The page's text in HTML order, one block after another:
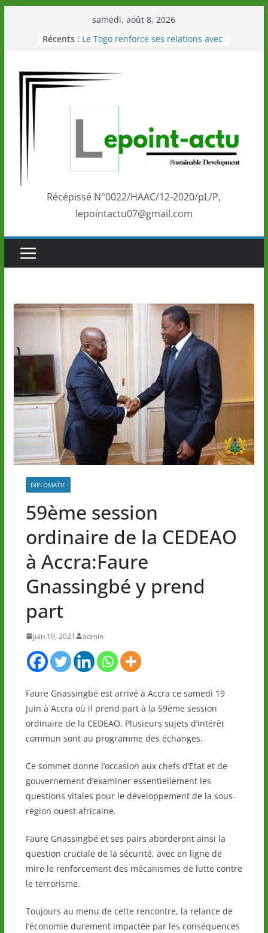
samedi, août 8, 2026
Récents : Le Togo renforce ses relations avec
Éléphants en Côte d’Ivoire
LOTO DETENTE”, un nouveau tirage
marque de confiance au Togo sur
la scène internationale au-delà des
performances de ses athlètes
Togo: Que retenir de la politique
éducation et de l’ambition de
Récépissé N°0022/HAAC/12-2020/pL/P,
lepointactu07@gmail.com
DIPLOMATIE
59ème session
ordinaire de la CEDEAO
à Accra:Faure
Gnassingbé y prend
part
juin 19, 2021 admin
Faure Gnassingbé est arrivé à Accra ce samedi 19
Juin à Accra où il prend part à la 59ème session
ordinaire de la CEDEAO. Plusieurs sujets d’intérêt
commun sont au programme des échanges.
Ce sommet donne l’occasion aux chefs d’Etat et de
gouvernement d’examiner essentiellement les
questions vitales pour le développement de la sous-
région ouest africaine.
Faure Gnassingbé et ses pairs aborderont ainsi la
question cruciale de la sécurité, avec en ligne de
mire le renforcement des mécanismes de lutte contre
le terrorisme.
Toujours au menu de cette rencontre, la relance de
l’économie durement impactée par les conséquences